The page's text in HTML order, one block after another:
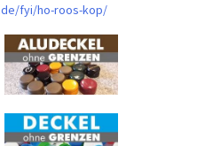
fyi/ho-roos-kop/